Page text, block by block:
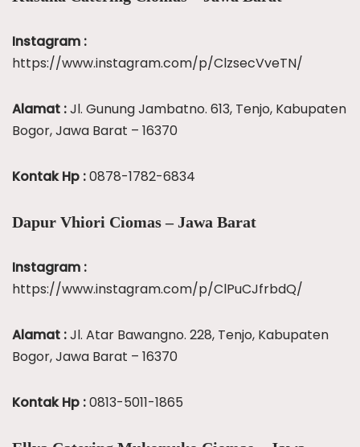
Instagram :
https://www.instagram.com/p/ClzsecVveTN/
Alamat :Jl. Gunung Jambatno. 613, Tenjo, Kabupaten
Bogor, Jawa Barat – 16370
Kontak Hp :0878-1782-6834
Dapur Vhiori Ciomas – Jawa Barat
Instagram :
https://www.instagram.com/p/ClPuCJfrbdQ/
Alamat :Jl. Atar Bawangno. 228, Tenjo, Kabupaten
Bogor, Jawa Barat – 16370
Kontak Hp :0813-5011-1865